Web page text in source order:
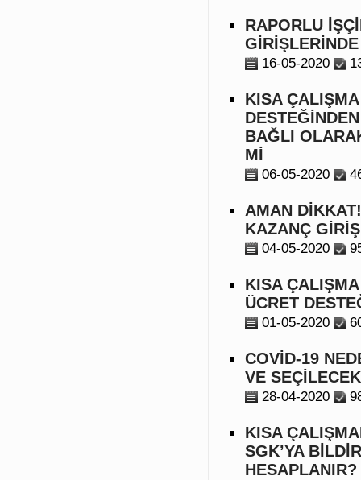
RAPORLU
16-05-2020
KISA
BAĞLI
Mİ
06-05-2020
AMAN
KAZANÇ
04-05-2020
KISA
ÜCRET
01-05-2020
COVİD-19
VE
28-04-2020
KISA
SGK’YA
HESAPLANIR?